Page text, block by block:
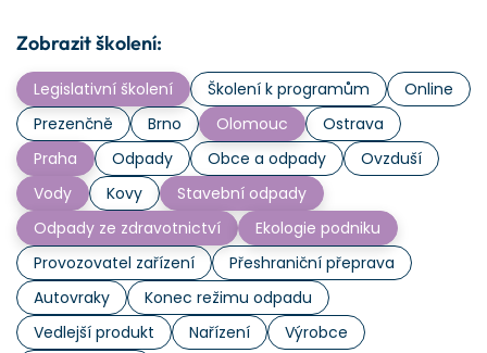
Zobrazit školení:
Legislativní školení Školení k programům
Online
Prezenčně
Brno Olomouc
Ostrava
Praha
Odpady Obce a odpady
Ovzduší
Vody
Kovy
Stavební odpady
Odpady ze zdravotnictví
Ekologie podniku
Provozovatel zařízení
Přeshraniční přeprava
Autovraky
Konec režimu odpadu
Vedlejší produkt
Nařízení
Výrobce